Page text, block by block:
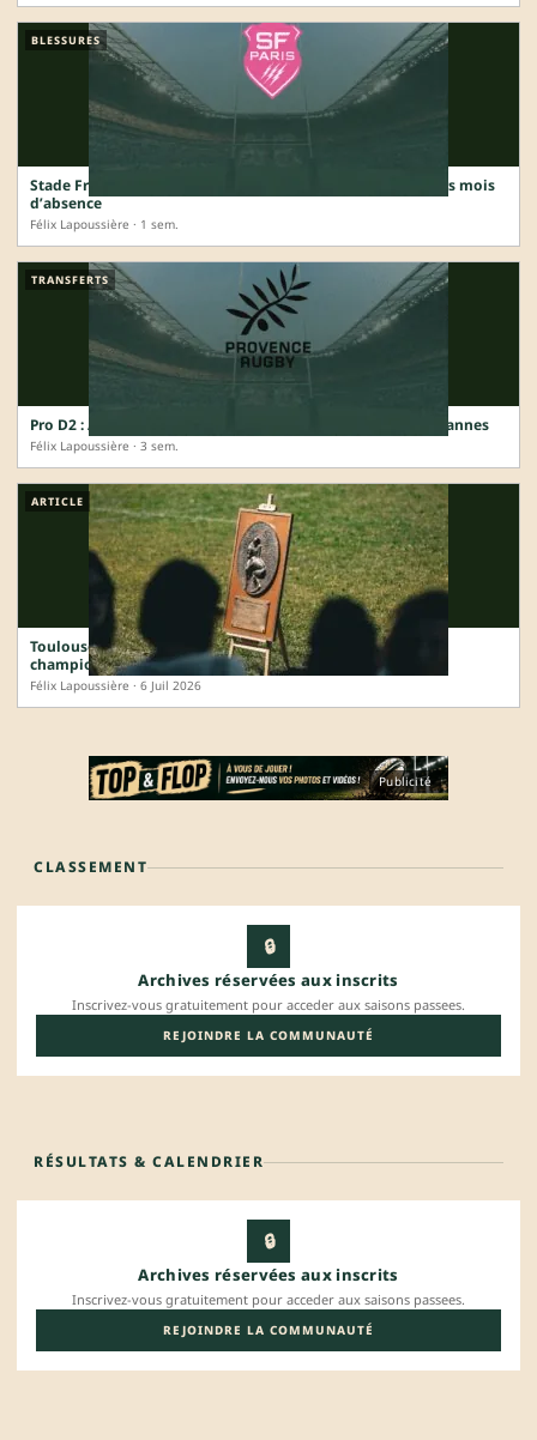
BLESSURES
Stade Français : Romain Briatte opéré de l’épaule, plusieurs mois
d’absence
Félix Lapoussière · 1 sem.
TRANSFERTS
Pro D2 : Arthur Coville prolonge à Provence et renonce à Vannes
Félix Lapoussière · 3 sem.
ARTICLE
Toulouse, Vannes, Bastia : la carte de France complète des
champions 2025-2026
Félix Lapoussière · 6 Juil 2026
Publicité
CLASSEMENT
🔒
Archives réservées aux inscrits
Inscrivez-vous gratuitement pour acceder aux saisons passees.
REJOINDRE LA COMMUNAUTÉ
RÉSULTATS & CALENDRIER
🔒
Archives réservées aux inscrits
Inscrivez-vous gratuitement pour acceder aux saisons passees.
REJOINDRE LA COMMUNAUTÉ